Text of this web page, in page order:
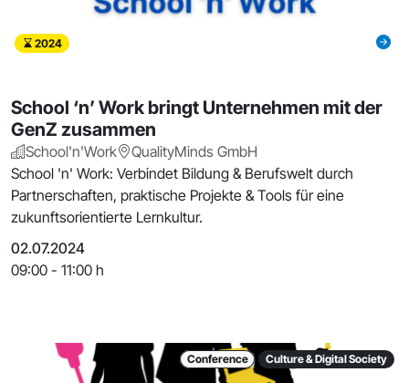
2024
School ‘n’ Work bringt Unternehmen mit der
GenZ zusammen
School'n'Work
QualityMinds GmbH
School 'n' Work: Verbindet Bildung & Berufswelt durch
Partnerschaften, praktische Projekte & Tools für eine
zukunftsorientierte Lernkultur.
02.07.2024
09:00 - 11:00 h
Conference Culture & Digital Society